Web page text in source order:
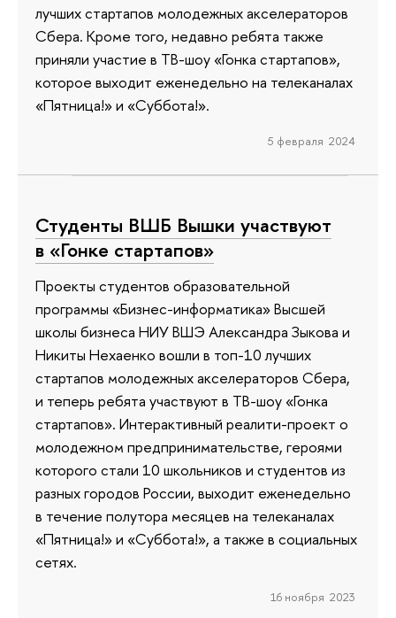
лучших стартапов молодежных акселераторов
Сбера. Кроме того, недавно ребята также
приняли участие в ТВ-шоу «Гонка стартапов»,
которое выходит еженедельно на телеканалах
«Пятница!» и «Суббота!».
5 февраля 2024
Студенты ВШБ Вышки участвуют
в «Гонке стартапов»
Проекты студентов образовательной
программы «Бизнес-информатика» Высшей
школы бизнеса НИУ ВШЭ Александра Зыкова и
Никиты Нехаенко вошли в топ-10 лучших
стартапов молодежных акселераторов Сбера,
и теперь ребята участвуют в ТВ-шоу «Гонка
стартапов». Интерактивный реалити-проект о
молодежном предпринимательстве, героями
которого стали 10 школьников и студентов из
разных городов России, выходит еженедельно
в течение полутора месяцев на телеканалах
«Пятница!» и «Суббота!», а также в социальных
сетях.
16 ноября 2023